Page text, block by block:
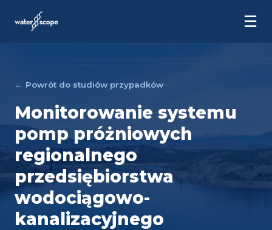
☰
← Powrót do studiów przypadków
Monitorowanie systemu
pomp próżniowych
regionalnego
przedsiębiorstwa
wodociągowo-
kanalizacyjnego